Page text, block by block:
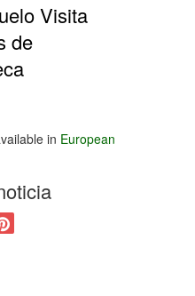
Visita
de
in European